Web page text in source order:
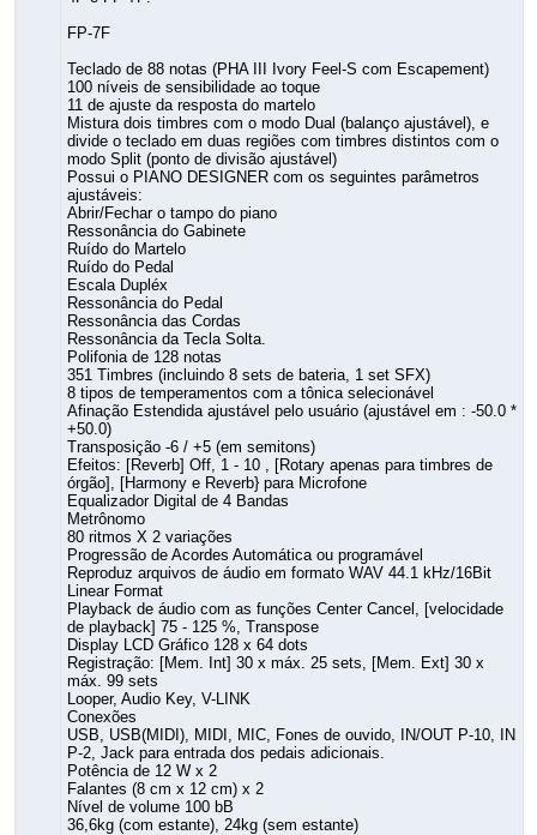
FP-7F
Teclado de 88 notas (PHA III Ivory Feel-S com Escapement)
100 níveis de sensibilidade ao toque
11 de ajuste da resposta do martelo
Mistura dois timbres com o modo Dual (balanço ajustável), e
divide o teclado em duas regiões com timbres distintos com o
modo Split (ponto de divisão ajustável)
Possui o PIANO DESIGNER com os seguintes parâmetros
ajustáveis:
Abrir/Fechar o tampo do piano
Ressonância do Gabinete
Ruído do Martelo
Ruído do Pedal
Escala Dupléx
Ressonância do Pedal
Ressonância das Cordas
Ressonância da Tecla Solta.
Polifonia de 128 notas
351 Timbres (incluindo 8 sets de bateria, 1 set SFX)
8 tipos de temperamentos com a tônica selecionável
Afinação Estendida ajustável pelo usuário (ajustável em : -50.0 *
+50.0)
Transposição -6 / +5 (em semitons)
Efeitos: [Reverb] Off, 1 - 10 , [Rotary apenas para timbres de
órgão], [Harmony e Reverb} para Microfone
Equalizador Digital de 4 Bandas
Metrônomo
80 ritmos X 2 variações
Progressão de Acordes Automática ou programável
Reproduz arquivos de áudio em formato WAV 44.1 kHz/16Bit
Linear Format
Playback de áudio com as funções Center Cancel, [velocidade
de playback] 75 - 125 %, Transpose
Display LCD Gráfico 128 x 64 dots
Registração: [Mem. Int] 30 x máx. 25 sets, [Mem. Ext] 30 x
máx. 99 sets
Looper, Audio Key, V-LINK
Conexões
USB, USB(MIDI), MIDI, MIC, Fones de ouvido, IN/OUT P-10, IN
P-2, Jack para entrada dos pedais adicionais.
Potência de 12 W x 2
Falantes (8 cm x 12 cm) x 2
Nível de volume 100 bB
36,6kg (com estante), 24kg (sem estante)